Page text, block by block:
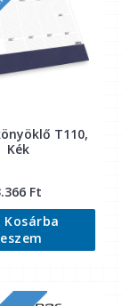
T110,
Kék
Ft
Kosárba